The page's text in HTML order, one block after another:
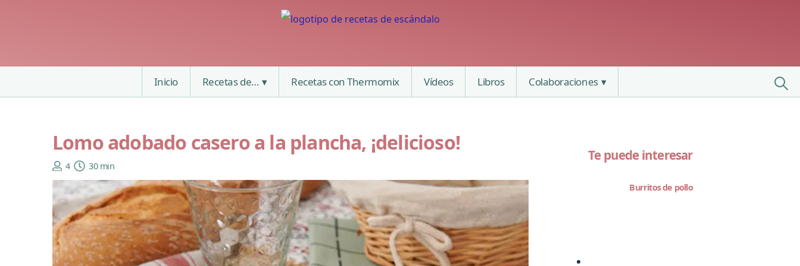
Inicio Recetas de… Recetas con Thermomix Vídeos Libros Colaboraciones
Lomo adobado casero a la plancha, ¡delicioso!
4 30 min
Te puede interesar
Burritos de pollo